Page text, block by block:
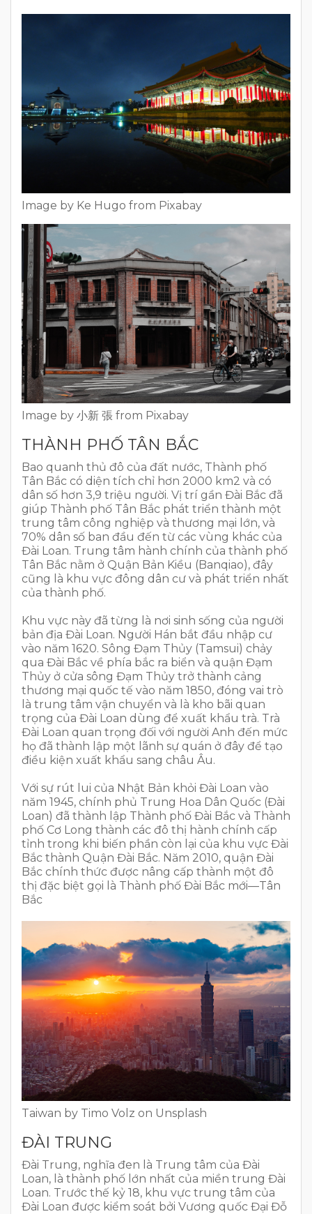
Image by Ke Hugo from Pixabay
Image by 小新 張 from Pixabay
THÀNH PHỐ TÂN BẮC
Bao quanh thủ đô của đất nước, Thành phố
Tân Bắc có diện tích chỉ hơn 2000 km2 và có
dân số hơn 3,9 triệu người. Vị trí gần Đài Bắc đã
giúp Thành phố Tân Bắc phát triển thành một
trung tâm công nghiệp và thương mại lớn, và
70% dân số ban đầu đến từ các vùng khác của
Đài Loan. Trung tâm hành chính của thành phố
Tân Bắc nằm ở Quận Bản Kiều (Banqiao), đây
cũng là khu vực đông dân cư và phát triển nhất
của thành phố.
Khu vực này đã từng là nơi sinh sống của người
bản địa Đài Loan. Người Hán bắt đầu nhập cư
vào năm 1620. Sông Đạm Thủy (Tamsui) chảy
qua Đài Bắc về phía bắc ra biển và quận Đạm
Thủy ở cửa sông Đạm Thủy trở thành cảng
thương mại quốc tế vào năm 1850, đóng vai trò
là trung tâm vận chuyển và là kho bãi quan
trọng của Đài Loan dùng để xuất khẩu trà. Trà
Đài Loan quan trọng đối với người Anh đến mức
họ đã thành lập một lãnh sự quán ở đây để tạo
điều kiện xuất khẩu sang châu Âu.
Với sự rút lui của Nhật Bản khỏi Đài Loan vào
năm 1945, chính phủ Trung Hoa Dân Quốc (Đài
Loan) đã thành lập Thành phố Đài Bắc và Thành
phố Cơ Long thành các đô thị hành chính cấp
tỉnh trong khi biến phần còn lại của khu vực Đài
Bắc thành Quận Đài Bắc. Năm 2010, quận Đài
Bắc chính thức được nâng cấp thành một đô
thị đặc biệt gọi là Thành phố Đài Bắc mới—Tân
Bắc
Taiwan by Timo Volz on Unsplash
ĐÀI TRUNG
Đài Trung, nghĩa đen là Trung tâm của Đài
Loan, là thành phố lớn nhất của miền trung Đài
Loan. Trước thế kỷ 18, khu vực trung tâm của
Đài Loan được kiểm soát bởi Vương quốc Đại Đỗ